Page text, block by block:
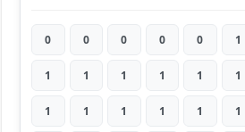
0 0 0 0 0 1
1 1 1 1 1 1
1 1 1 1 1 1